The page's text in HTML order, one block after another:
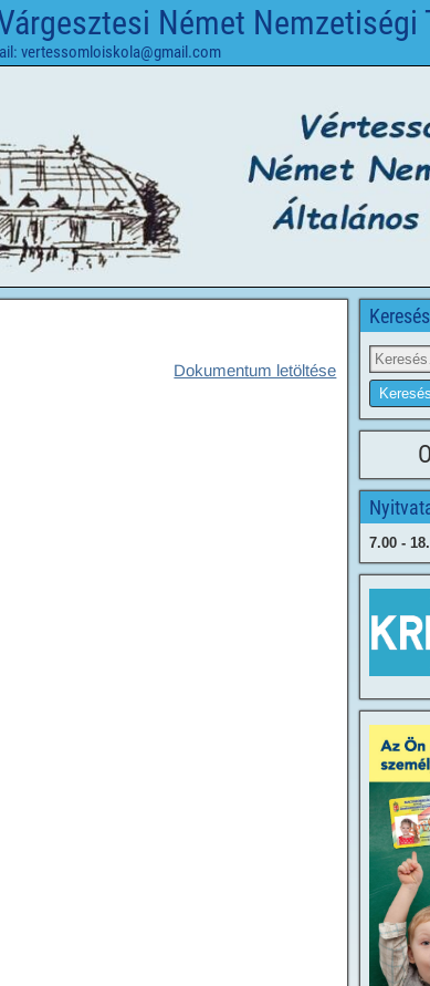
Német Nemzetiségi
vertessomloiskola@gmail.com
Dokumentum letöltése
Keresés
7.00 -